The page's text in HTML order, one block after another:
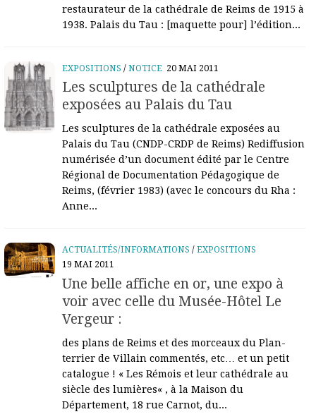
restaurateur de la cathédrale de Reims de 1915 à
1938. Palais du Tau : [maquette pour] l’édition...
EXPOSITIONS /NOTICE 20 MAI 2011
Les sculptures de la cathédrale
exposées au Palais du Tau
Les sculptures de la cathédrale exposées au
Palais du Tau (CNDP-CRDP de Reims) Rediffusion
numérisée d’un document édité par le Centre
Régional de Documentation Pédagogique de
Reims, (février 1983) (avec le concours du Rha :
Anne...
ACTUALITÉS/INFORMATIONS /EXPOSITIONS
19 MAI 2011
Une belle affiche en or, une expo à
voir avec celle du Musée-Hôtel Le
Vergeur :
des plans de Reims et des morceaux du Plan-
terrier de Villain commentés, etc… et un petit
catalogue ! « Les Rémois et leur cathédrale au
siècle des lumières« , à la Maison du
Département, 18 rue Carnot, du...